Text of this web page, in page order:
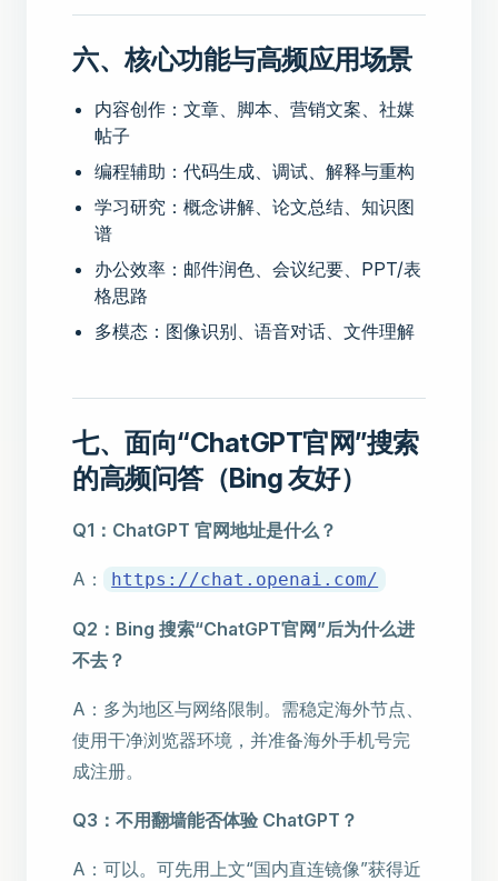
六、核心功能与高频应用场景
内容创作：文章、脚本、营销文案、社媒
帖子
编程辅助：代码生成、调试、解释与重构
学习研究：概念讲解、论文总结、知识图
谱
办公效率：邮件润色、会议纪要、PPT/表
格思路
多模态：图像识别、语音对话、文件理解
七、面向“ChatGPT官网”搜索
的高频问答（Bing 友好）
Q1：ChatGPT 官网地址是什么？
A： https://chat.openai.com/
Q2：Bing 搜索“ChatGPT官网”后为什么进
不去？
A：多为地区与网络限制。需稳定海外节点、
使用干净浏览器环境，并准备海外手机号完
成注册。
Q3：不用翻墙能否体验 ChatGPT？
A：可以。可先用上文“国内直连镜像”获得近